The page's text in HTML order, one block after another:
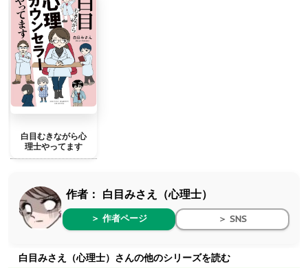
白目むきながら心
理士やってます
作者： 白目みさえ（心理士）
＞ 作者ページ ＞ SNS
白目みさえ（心理士）さんの他のシリーズを読む